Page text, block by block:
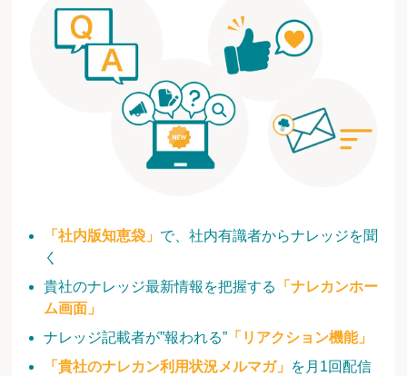
「社内版知恵袋」 で、社内有識者からナレッジを聞
く
貴社のナレッジ最新情報を把握する
「ナレカンホー
ム画面」
ナレッジ記載者が”報われる” 「リアクション機能」
「貴社のナレカン利用状況メルマガ」 を月1回配信